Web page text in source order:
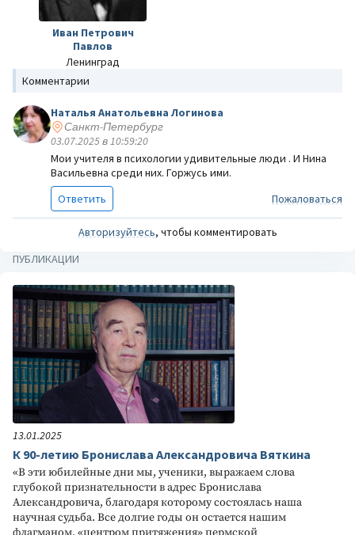
Иван Петрович
Павлов
Ленинград
Комментарии
Наталья Анатольевна Логинова
Санкт-Петербург
03.07.2025 в 10:59:20
Мои учителя в психологии удивительные люди . И Нина
Васильевна среди них. Горжусь ими.
Ответить
Пожаловаться
Авторизуйтесь, чтобы комментировать
ПУБЛИКАЦИИ
13.01.2025
К 90-летию Бронислава Александровича Вяткина
«В эти юбилейные дни мы, ученики, выражаем слова
глубокой признательности в адрес Бронислава
Александровича, благодаря которому состоялась наша
научная судьба. Все долгие годы он остается нашим